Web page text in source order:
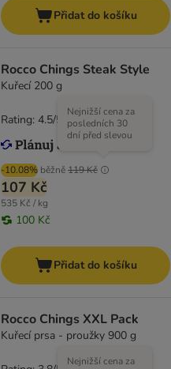
Přidat do košíku
Rocco Chings Steak Style
Kuřecí 200 g
-10.08% běžně119 Kč
Nejnižší cena za
posledních 30
dní před slevou
107 Kč
535 Kč / kg
100 Kč
Rating: 4.5/5 (
Přidat do košíku
Rocco Chings XXL Pack
Kuřecí prsa - proužky 900 g
Nejnižší cena za